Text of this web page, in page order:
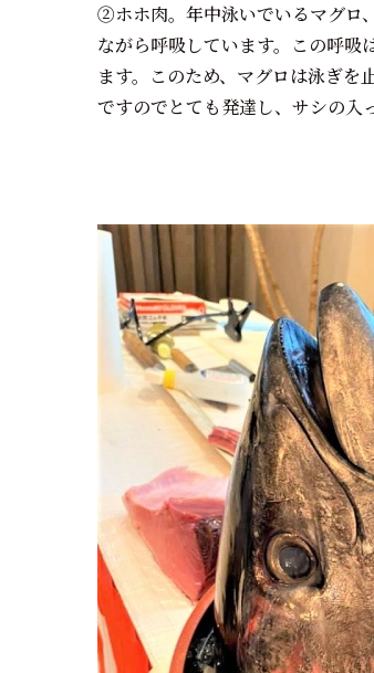
②ホホ肉。年中泳いでいるマグロ
ながら呼吸しています。この呼吸
ます。このため、マグロは泳ぎを
ですのでとても発達し、サシの入